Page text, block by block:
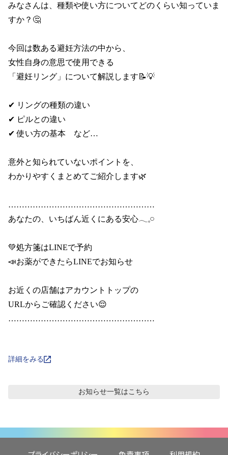
みなさんは、種類や使い方についてどのくらい知っていま
すか？🤔
今回は数ある避妊方法の中から、
女性自身の意思で使用できる
「避妊リング」について解説します📝💡
✔ リングの種類の違い
✔ ピルとの違い
✔ 使い方の基本　など…
意外と知られていないポイントを、
わかりやすくまとめてご紹介します🌿
………………………………………………
あなたの、いちばん近くにある安心𓂃𓈒𓏸
💚処方箋はLINEで予約
📣お薬ができたらLINEでお知らせ
お近くの店舗はアカウントトップの
URLからご確認ください😌
………………………………………………
詳細をみる
お知らせ一覧はこちら